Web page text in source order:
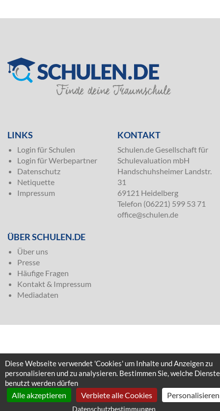
LINKS
Login für Schulen
Login für Werbepartner
Datenschutz
Netiquette
Impressum
KONTAKT
Schulen.de Gesellschaft für
Schulevaluation mbH
Handschuhsheimer Landstr.
31
69121 Heidelberg
Telefon (06221) 599 53 71
office@schulen.de
ÜBER SCHULEN.DE
Über uns
Presse
Häufige Fragen
Kontakt & Impressum
Mediadaten
Diese Webseite verwendet 'Cookies' um Inhalte und Anzeigen zu
personalisieren und zu analysieren. Bestimmen Sie, welche Dienste
benutzt werden dürfen
Alle akzeptieren Verbiete alle Cookies Personalisieren
Datenschutzbestimmungen